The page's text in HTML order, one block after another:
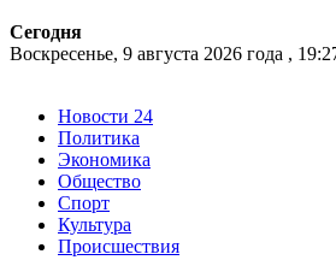
Сегодня
Воскресенье, 9 августа 2026 года ,
Новости 24
Политика
Экономика
Общество
Спорт
Культура
Происшествия